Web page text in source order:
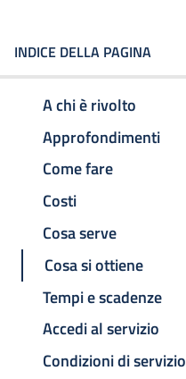
INDICE DELLA PAGINA
A chi è rivolto
Approfondimenti
Come fare
Costi
Cosa serve
Cosa si ottiene
Tempi e scadenze
Accedi al servizio
Condizioni di servizio